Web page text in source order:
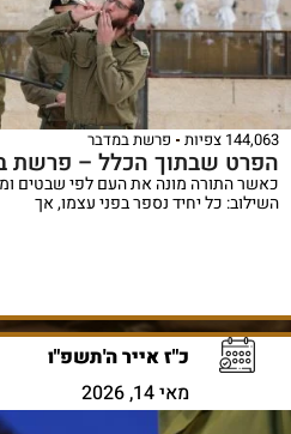
144,063 צפיות פרשת במדבר
הפרט שבתוך הכלל – פרשת
כאשר התורה מונה את העם לפי שבטים
השילוב: כל יחיד נספר בפני עצמו, אך
כ"ז אייר ה'תשפ"ו
מאי 14, 2026